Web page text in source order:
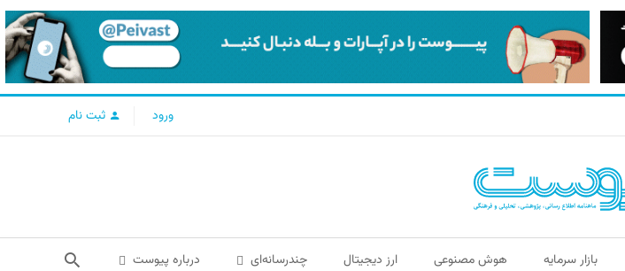
ورود ثبت نام
بازار سرمایه هوش مصنوعی ارز دیجیتال چندرسانه‌ای درباره پیوست